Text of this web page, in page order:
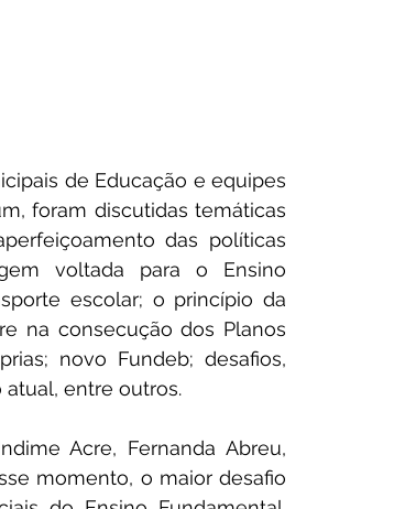
de Educação e equipes
foram discutidas temáticas
das políticas
voltada para o Ensino
escolar; o princípio da
na consecução dos Planos
novo Fundeb; desafios,
entre outros.
Acre, Fernanda Abreu,
momento, o maior desafio